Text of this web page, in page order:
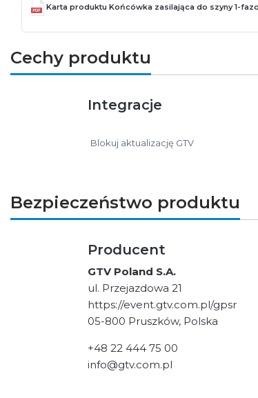
Karta produktu Końcówka zasilająca do szyny 1-
Cechy produktu
Integracje
Blokuj aktualizację GTV
Bezpieczeństwo produktu
Producent
GTV Poland S.A.
ul. Przejazdowa 21
https://event.gtv.com.pl/gpsr
05-800 Pruszków, Polska
+48 22 444 75 00
info@gtv.com.pl